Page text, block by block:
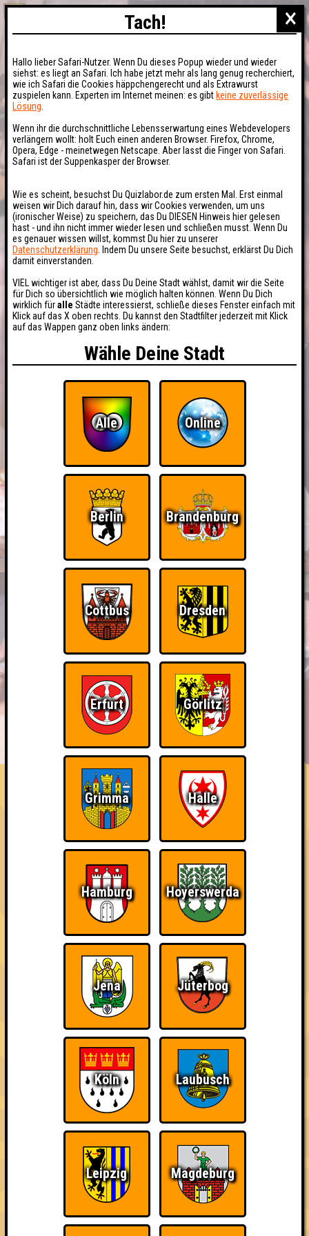
HIGHSCORE RESERVIERUNG
ÜBER UNS
Wiederzehn macht Freude
Nehmt an zehn Quizlaboren teil
Erstmals erreicht am 13.04.2026 bei
über 100 Teams
vonSeitensprung
×
Tach!
Hallo lieber Safari-Nutzer. Wenn Du dieses Popup wieder und wieder
siehst: es liegt an Safari. Ich habe jetzt mehr als lang genug recherchiert,
wie ich Safari die Cookies häppchengerecht und als Extrawurst
zuspielen kann. Experten im Internet meinen: es gibt keine zuverlässige
Lösung
Wenn ihr die durchschnittliche Lebensserwartung eines Webdevelopers
verlängern wollt: holt Euch einen anderen Browser. Firefox, Chrome,
Opera, Edge - meinetwegen Netscape. Aber lasst die Finger von Safari.
Safari ist der Suppenkasper der Browser.
Wie es scheint, besuchst Du Quizlabor.de zum ersten Mal. Erst einmal
weisen wir Dich darauf hin, dass wir Cookies verwenden, um uns
(ironischer Weise) zu speichern, das Du DIESEN Hinweis hier gelesen
hast - und ihn nicht immer wieder lesen und schließen musst. Wenn Du
es genauer wissen willst, kommst Du hier zu unserer
Datenschutzerklärung . Indem Du unsere Seite besuchst, erklärst Du Dich
damit einverstanden.
VIEL wichtiger ist aber, dass Du Deine Stadt wählst, damit wir die Seite
für Dich so übersichtlich wie möglich halten können. Wenn Du Dich
wirklich füralle Städte interessierst, schließe dieses Fenster einfach mit
Klick auf das X oben rechts. Du kannst den Stadtfilter jederzeit mit Klick
auf das Wappen ganz oben links ändern:
Wähle Deine Stadt
Alle Online
Berlin Brandenburg
Cottbus Dresden
Erfurt Görlitz
Grimma Halle
Hamburg Hoyerswerda
Jena Jüterbog
Köln Laubusch
Leipzig Magdeburg